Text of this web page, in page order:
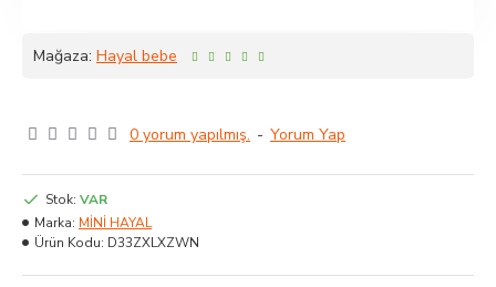
Mağaza: Hayal bebe
0 yorum yapılmış. - Yorum Yap
Stok: VAR
Marka: MİNİ HAYAL
Ürün Kodu: D33ZXLXZWN